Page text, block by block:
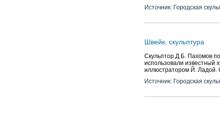
Источник: Городская
Швейк, скульптура
Скульптор Д.Б. Пахомов
использовали известный
иллюстратором Й. Ладой.
Источник: Городская